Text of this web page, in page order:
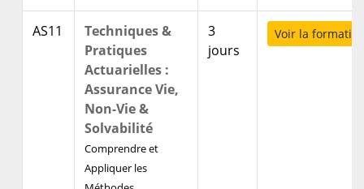
AS11
Techniques &
Pratiques
Actuarielles :
Assurance Vie,
Non-Vie &
Solvabilité
Comprendre et
Appliquer les
3
jours
Voir la